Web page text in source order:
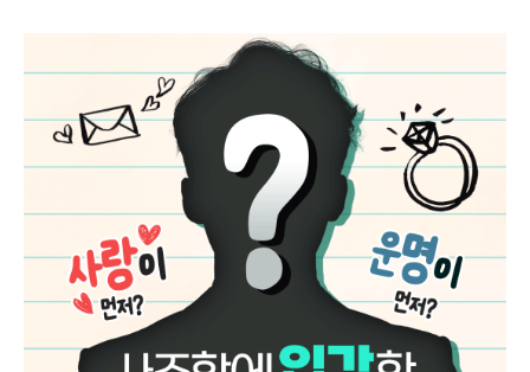
오늘의 운세
궁합
작명
꿈해몽